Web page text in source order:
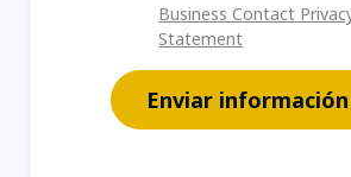
Business Contact
Statement
Enviar información